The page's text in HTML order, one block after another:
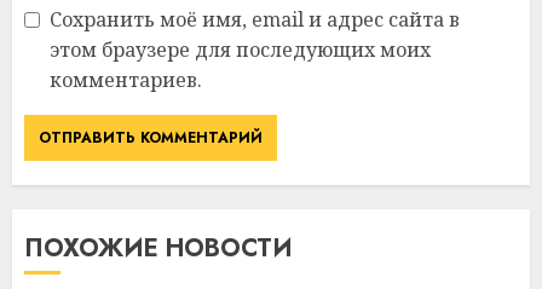
Сохранить моё имя, email и адрес сайта в
этом браузере для последующих моих
комментариев.
ПОХОЖИЕ НОВОСТИ